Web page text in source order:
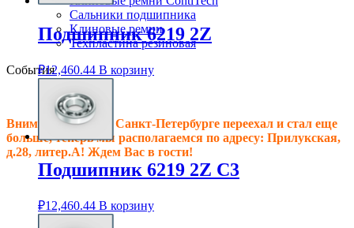
Сальники подшипника
Клиновые ремни
Техпластина резиновая
События
Внимание! Офис в Санкт-Петербурге переехал и стал еще
больше, теперь мы располагаемся по адресу: Прилукская,
д.28, литер.А! Ждем Вас в гости!
Подшипник 6219 2Z
₽12,460.44 В корзину
Подшипник 6219 2Z C3
₽12,460.44 В корзину